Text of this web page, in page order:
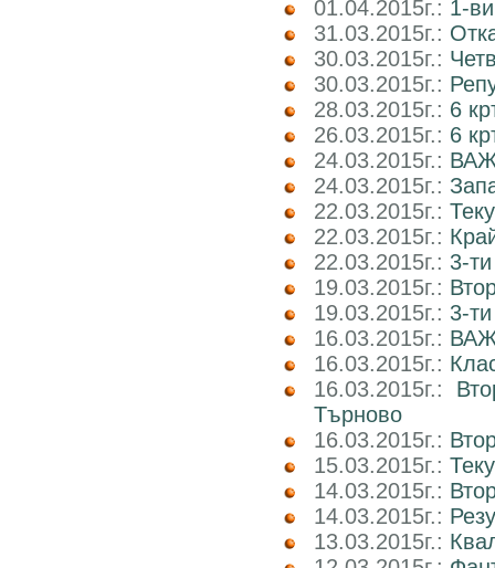
01.04.2015г.: 1-
31.03.2015г.:
30.03.2015г.:
30.03.2015г.:
28.03.2015г.: 6
26.03.2015г.: 6
24.03.2015г.:
24.03.2015г.:
22.03.2015г.:
22.03.2015г.:
22.03.2015г.: 3-
19.03.2015г.:
19.03.2015г.: 3-
16.03.2015г.:
16.03.2015г.:
16.03.2015г.:
Търново
16.03.2015г.:
15.03.2015г.:
14.03.2015г.:
14.03.2015г.:
13.03.2015г.: